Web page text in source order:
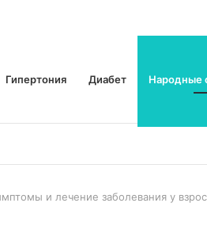
Гипертония Диабет Народные
и лечение заболевания у